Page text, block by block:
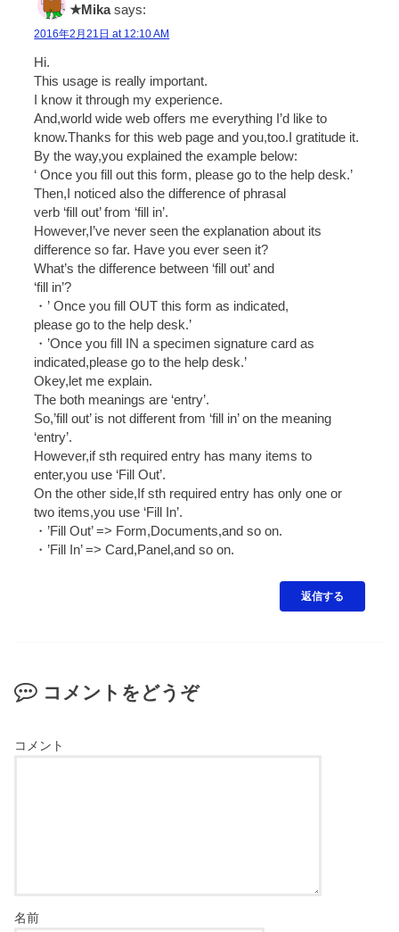
★Mika says:
2016年2月21日 at 12:10 AM
Hi.
This usage is really important.
I know it through my experience.
And,world wide web offers me everything I’d like to
know.Thanks for this web page and you,too.I gratitude it.
By the way,you explained the example below:
‘ Once you fill out this form, please go to the help desk.’
Then,I noticed also the difference of phrasal
verb ‘fill out’ from ‘fill in’.
However,I’ve never seen the explanation about its
difference so far. Have you ever seen it?
What’s the difference between ‘fill out’ and
‘fill in’?
・’ Once you fill OUT this form as indicated,
please go to the help desk.’
・’Once you fill IN a specimen signature card as
indicated,please go to the help desk.’
Okey,let me explain.
The both meanings are ‘entry’.
So,’fill out’ is not different from ‘fill in’ on the meaning
‘entry’.
However,if sth required entry has many items to
enter,you use ‘Fill Out’.
On the other side,If sth required entry has only one or
two items,you use ‘Fill In’.
・’Fill Out’ => Form,Documents,and so on.
・’Fill In’ => Card,Panel,and so on.
返信する
コメントをどうぞ
コメント
名前